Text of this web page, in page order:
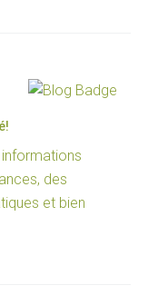
des
et bien